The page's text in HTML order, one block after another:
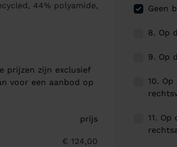
44% polyamide,
prijzen zijn exclusief
voor een aanbod op
prijs
€ 124,00
Geen
8. Op
9. Op
10.
11. Op